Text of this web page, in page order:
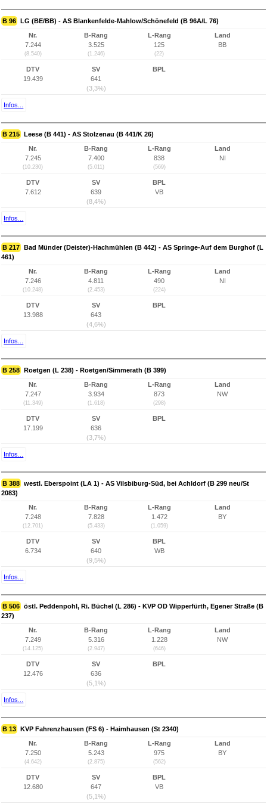
B 96 LG (BE/BB) - AS Blankenfelde-Mahlow/Schönefeld (B 96A/L 76)
Nr.
7.244
(8.540)
B-Rang
3.525
(1.246)
L-Rang
125
(22)
Land
BB
DTV
19.439
SV
641
(3,3%)
BPL
Infos...
B 215 Leese (B 441) - AS Stolzenau (B 441/K 26)
Nr.
7.245
(10.230)
B-Rang
7.400
(5.011)
L-Rang
838
(569)
Land
NI
DTV
7.612
SV
639
(8,4%)
BPL
VB
Infos...
B 217 Bad Münder (Deister)-Hachmühlen (B 442) - AS Springe-Auf dem Burghof (L
461)
Nr.
7.246
(10.248)
B-Rang
4.811
(2.453)
L-Rang
490
(224)
Land
NI
DTV
13.988
SV
643
(4,6%)
BPL
Infos...
B 258 Roetgen (L 238) - Roetgen/Simmerath (B 399)
Nr.
7.247
(11.349)
B-Rang
3.934
(1.618)
L-Rang
873
(298)
Land
NW
DTV
17.199
SV
636
(3,7%)
BPL
Infos...
B 388 westl. Eberspoint (LA 1) - AS Vilsbiburg-Süd, bei Achldorf (B 299 neu/St
2083)
Nr.
7.248
(12.701)
B-Rang
7.828
(5.433)
L-Rang
1.472
(1.059)
Land
BY
DTV
6.734
SV
640
(9,5%)
BPL
WB
Infos...
B 506 östl. Peddenpohl, Ri. Büchel (L 286) - KVP OD Wipperfürth, Egener Straße (B
237)
Nr.
7.249
(14.125)
B-Rang
5.316
(2.947)
L-Rang
1.228
(646)
Land
NW
DTV
12.476
SV
636
(5,1%)
BPL
Infos...
B 13 KVP Fahrenzhausen (FS 6) - Haimhausen (St 2340)
Nr.
7.250
(4.642)
B-Rang
5.243
(2.875)
L-Rang
975
(562)
Land
BY
DTV
12.680
SV
647
(5,1%)
BPL
VB